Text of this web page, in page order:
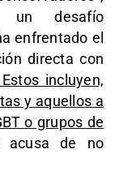
un desafío
enfrentado el
directa con
incluyen,
y aquellos a
o grupos de
acusa de no